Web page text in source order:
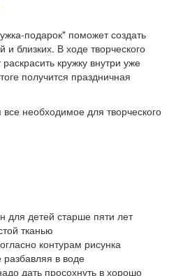
подарок" поможет создать
близких. В ходе творческого
кружку внутри уже
получится праздничная
необходимое для творческого
для детей старше пяти лет
тканью
контурам рисунка
разбавляя в воде
дать просохнуть в хорошо